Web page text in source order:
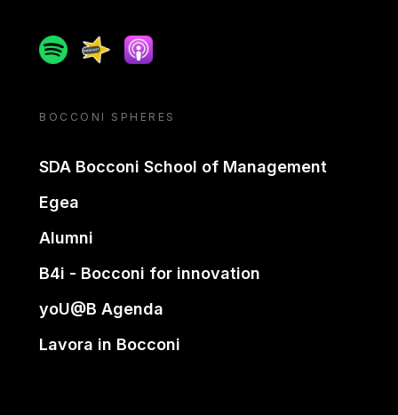
SpotifySpreakerApple podcast
BOCCONI SPHERES
SDA Bocconi School of Management
Egea
Alumni
B4i - Bocconi for innovation
yoU@B Agenda
Lavora in Bocconi